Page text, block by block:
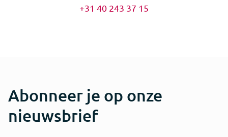
+31 40 243 37 15
Abonneer je op onze
nieuwsbrief